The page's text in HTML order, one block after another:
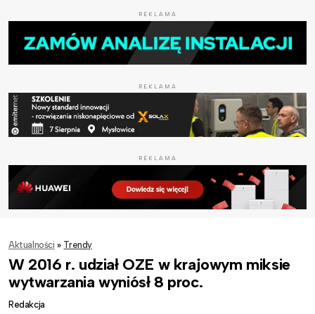
REKLAMA
REKLAMA
REKLAMA
Aktualności » Trendy
W 2016 r. udział OZE w krajowym miksie
wytwarzania wyniósł 8 proc.
Redakcja